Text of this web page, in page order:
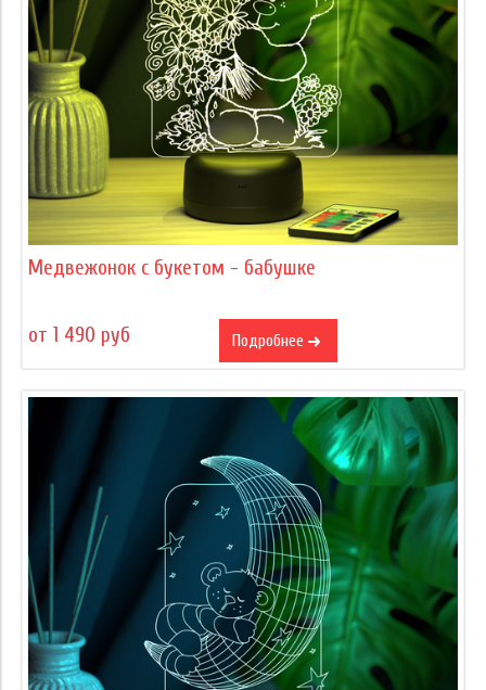
Медвежонок с букетом - бабушке
от 1 490 руб Подробнее